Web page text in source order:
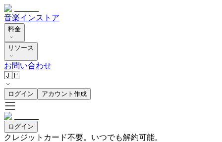
音楽インストア
料金
リソース
お問い合わせ
🇯🇵
ログイン アカウント作成
ログイン
クレジットカード不要。いつでも解約可能。